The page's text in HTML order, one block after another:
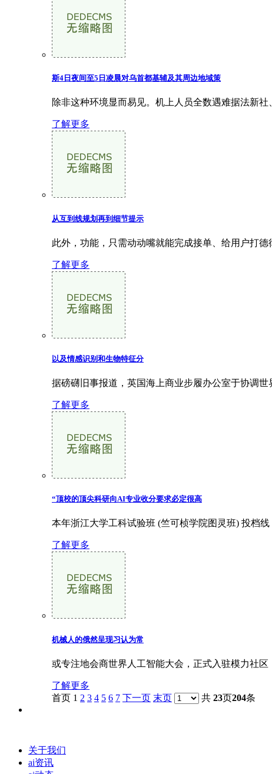
斯4日夜间至5日凌晨对乌首都基辅及其周边地域策
除非这种环境显而易见。机上人员全数遇难据法新
了解更多
从互到线规划再到细节提示
此外，功能，只需动动嘴就能完成接单、给用户打
了解更多
以及情感识别和生物特征分
据磅礴旧事报道，英国海上商业步履办公室于协调
了解更多
“顶校的顶尖科研向AI专业收分要求必定很高
本年浙江大学工科试验班 (竺可桢学院图灵班) 投档
了解更多
机械人的俄然呈现习认为常
或专注地会商世界人工智能大会，正式入驻模力社
了解更多
首页 1 2 3 4 5 6 7 下一页 末页 共 23页204条
关于我们
ai资讯